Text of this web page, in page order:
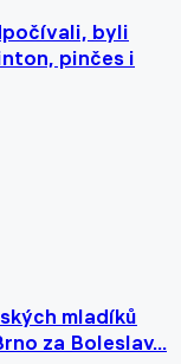
byli
pinčes i
mladíků
za Boleslav...